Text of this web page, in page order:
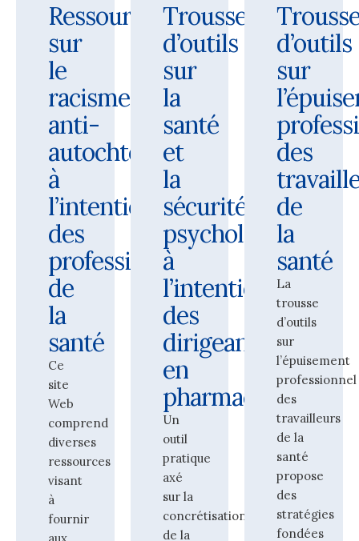
Ressources
sur
le
racisme
anti-
autochtone
à
l’intention
des
professionnels
de
la
santé
Ce
site
Web
comprend
diverses
ressources
visant
à
fournir
Trousse
d’outils
sur
la
santé
et
la
sécurité
psychologiques
à
l’intention
des
dirigeants
en
pharmacie
Un
outil
pratique
axé
sur la
concrétisation
de la
d’outils
sur
des
de
la
santé
La
trousse
d’outils
sur
l’épuisement
professionnel
des
travailleurs
de la
santé
propose
des
stratégies
fondées